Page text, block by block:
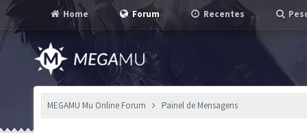
Home Forum Recentes
MEGAMU Mu Online Forum Painel de Mensagens